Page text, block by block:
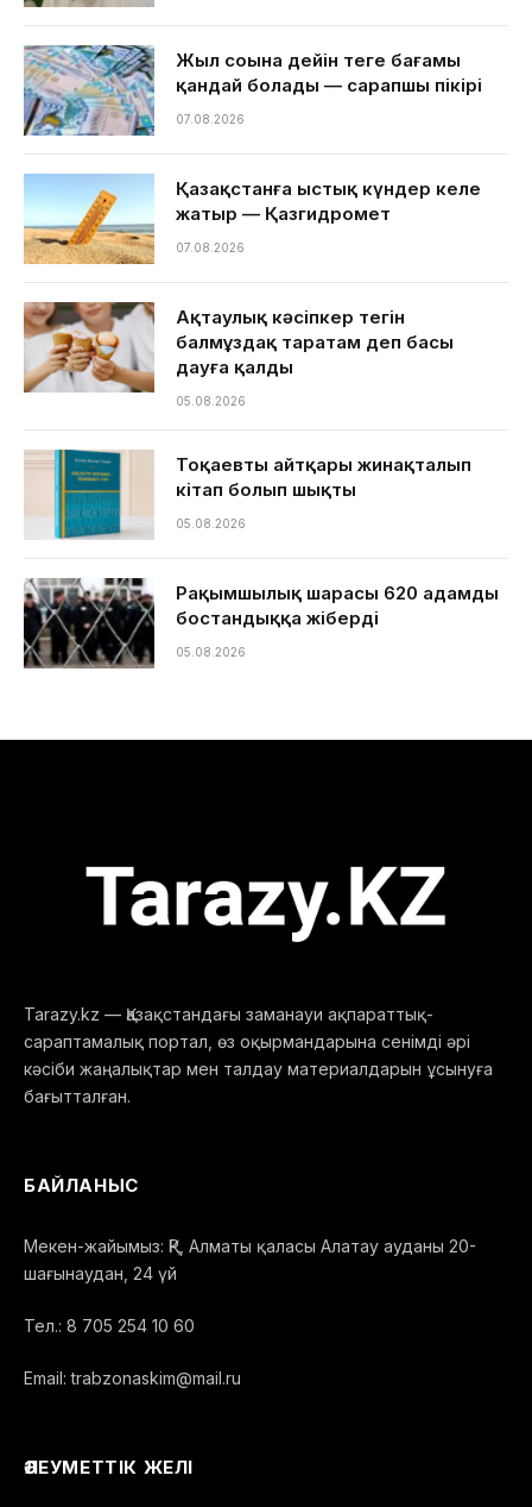
Жыл соңына дейін теңге бағамы
қандай болады — сарапшы пікірі
07.08.2026
Қазақстанға ыстық күндер келе
жатыр — Қазгидромет
07.08.2026
Ақтаулық кәсіпкер тегін
балмұздақ таратам деп басы
дауға қалды
05.08.2026
Тоқаевтың айтқары жинақталып
кітап болып шықты
05.08.2026
Рақымшылық шарасы 620 адамды
бостандыққа жіберді
05.08.2026
Tarazy.kz — Қазақстандағы заманауи ақпараттық-
сараптамалық портал, өз оқырмандарына сенімді әрі
кәсіби жаңалықтар мен талдау материалдарын ұсынуға
бағытталған.
БАЙЛАНЫС
Мекен-жайымыз: ҚР, Алматы қаласы Алатау ауданы 20-
шағынаудан, 24 үй
Тел.: 8 705 254 10 60
Email: trabzonaskim@mail.ru
ӘЛЕУМЕТТІК ЖЕЛІ